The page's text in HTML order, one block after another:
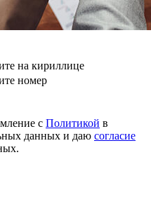
на кириллице
номер
с Политикой в
данных и даю согласие